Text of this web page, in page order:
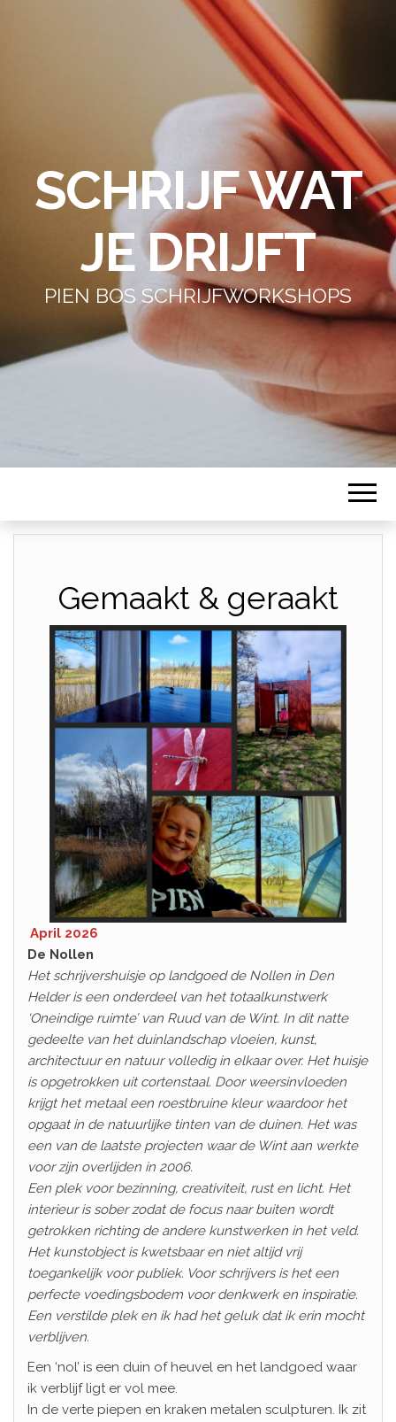
SCHRIJF WAT
JE DRIJFT
PIEN BOS SCHRIJFWORKSHOPS
Gemaakt & geraakt
April 2026
De Nollen
Het schrijvershuisje op landgoed de Nollen in Den
Helder is een onderdeel van het totaalkunstwerk
‘Oneindige ruimte’ van Ruud van de Wint. In dit natte
gedeelte van het duinlandschap vloeien, kunst,
architectuur en natuur volledig in elkaar over. Het huisje
is opgetrokken uit cortenstaal. Door weersinvloeden
krijgt het metaal een roestbruine kleur waardoor het
opgaat in de natuurlijke tinten van de duinen. Het was
een van de laatste projecten waar de Wint aan werkte
voor zijn overlijden in 2006.
Een plek voor bezinning, creativiteit, rust en licht. Het
interieur is sober zodat de focus naar buiten wordt
getrokken richting de andere kunstwerken in het veld.
Het kunstobject is kwetsbaar en niet altijd vrij
toegankelijk voor publiek. Voor schrijvers is het een
perfecte voedingsbodem voor denkwerk en inspiratie.
Een verstilde plek en ik had het geluk dat ik erin mocht
verblijven.
Een ‘nol’ is een duin of heuvel en het landgoed waar
ik verblijf ligt er vol mee.
In de verte piepen en kraken metalen sculpturen. Ik zit